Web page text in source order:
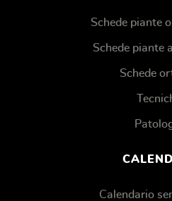
Schede piante
Schede piante
Schede
Calendario